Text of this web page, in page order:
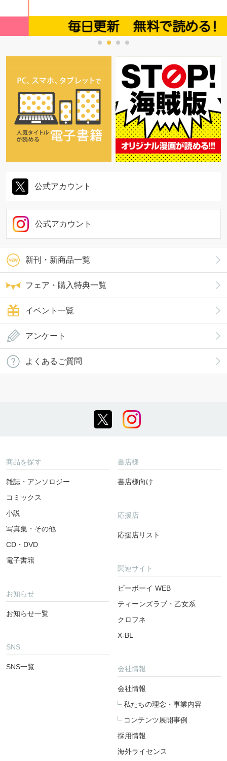
新刊・新商品一覧
フェア・購入特典一覧
イベント一覧
公式アカウント
公式アカウント
アンケート
よくあるご質問
商品を探す
雑誌・アンソロジー
コミックス
小説
写真集・その他
CD・DVD
電子書籍
お知らせ
お知らせ一覧
SNS
SNS一覧
書店様
書店様向け
応援店
応援店リスト
関連サイト
ビーボーイ WEB
ティーンズラブ・乙女系
クロフネ
X-BL
会社情報
会社情報
私たちの理念・事業内容
コンテンツ展開事例
採用情報
海外ライセンス